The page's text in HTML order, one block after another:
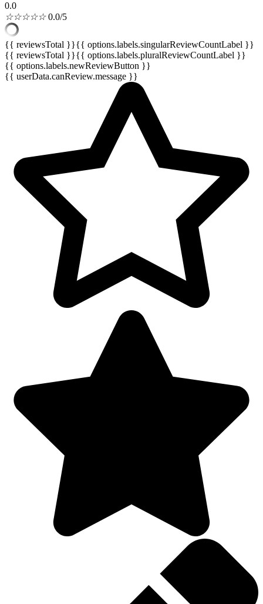
0.0
☆☆☆☆☆ 0.0/5
{{ reviewsTotal }}{{ options.labels.singularReviewCountLabel }}
{{ reviewsTotal }}{{ options.labels.pluralReviewCountLabel }}
{{ options.labels.newReviewButton }}
{{ userData.canReview.message }}